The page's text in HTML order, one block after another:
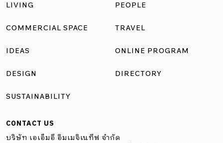
LIVING
COMMERCIAL SPACE
IDEAS
DESIGN
SUSTAINABILITY
PEOPLE
TRAVEL
ONLINE PROGRAM
DIRECTORY
CONTACT US
บริษัท เอเอ็มอี อิมเมจิเนทีฟ จำกัด